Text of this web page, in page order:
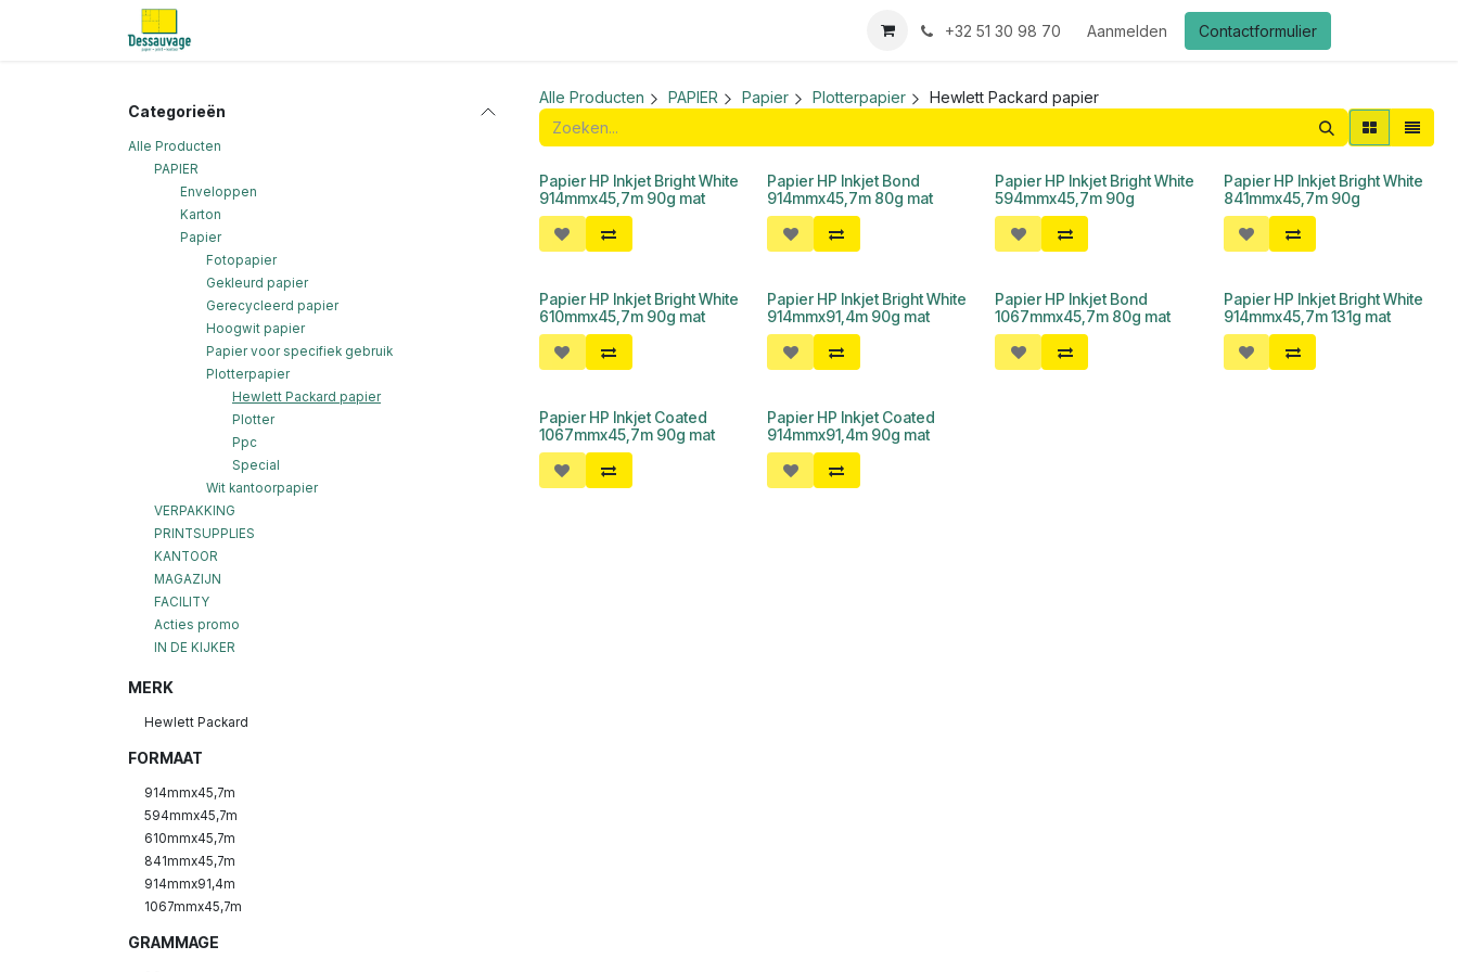
Overslaan naar inhoud
+32 51 30 98 70 Aanmelden Contactformulier
Categorieën
Alle Producten
PAPIER
Enveloppen
Karton
Papier
Fotopapier
Gekleurd papier
Gerecycleerd papier
Hoogwit papier
Papier voor specifiek gebruik
Plotterpapier
Hewlett Packard papier
Plotter
Ppc
Special
Wit kantoorpapier
VERPAKKING
PRINTSUPPLIES
KANTOOR
MAGAZIJN
FACILITY
Acties promo
IN DE KIJKER
MERK
Hewlett Packard
FORMAAT
914mmx45,7m
594mmx45,7m
610mmx45,7m
841mmx45,7m
914mmx91,4m
1067mmx45,7m
GRAMMAGE
Alle Producten PAPIER Papier Plotterpapier Hewlett Packard papier
Papier HP Inkjet Bright White
914mmx45,7m 90g mat
Papier HP Inkjet Bond
914mmx45,7m 80g mat
Papier HP Inkjet Bright White
594mmx45,7m 90g
Papier HP Inkjet Bright White
841mmx45,7m 90g
Papier HP Inkjet Bright White
610mmx45,7m 90g mat
Papier HP Inkjet Bright White
914mmx91,4m 90g mat
Papier HP Inkjet Bond
1067mmx45,7m 80g mat
Papier HP Inkjet Bright White
914mmx45,7m 131g mat
Papier HP Inkjet Coated
1067mmx45,7m 90g mat
Papier HP Inkjet Coated
914mmx91,4m 90g mat